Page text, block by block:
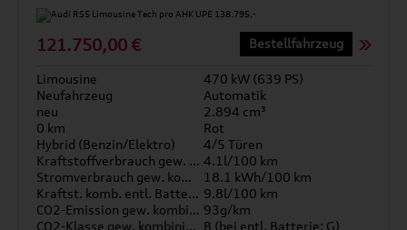
121.750,00 € Bestellfahrzeug
Limousine
470 kW (639 PS)
Neufahrzeug
Automatik
neu
2.894 cm³
0 km
Rot
Hybrid (Benzin/Elektro)
4/5 Türen
Kraftstoffverbrauch gew. kombiniert 4.1l/100 km
Stromverbrauch gew. kombiniert
18.1 kWh/100 km
Kraftst. komb. entl. Batterie 9.8l/100 km
CO2-Emission gew. kombiniert 93g/km
CO2-Klasse gew. kombiniert B (bei entl. Batterie: G)